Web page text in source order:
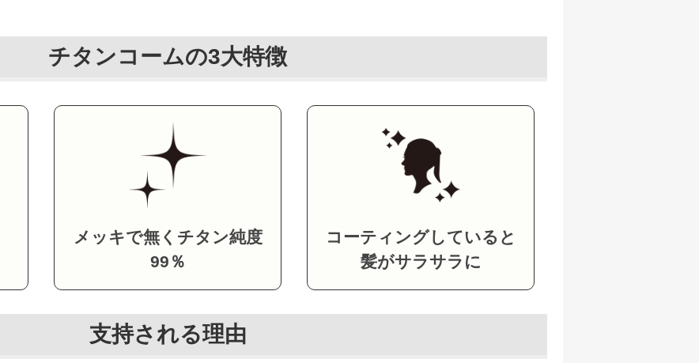
チタンコームの3大特徴
メッキで無くチタン純度
99％
コーティングしていると
髪がサラサラに
支持される理由